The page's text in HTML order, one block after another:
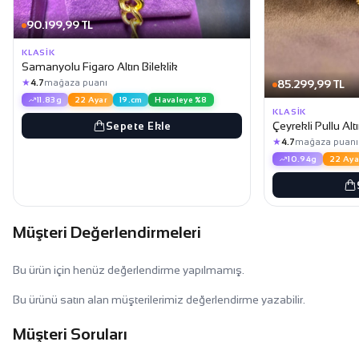
90.199,99 TL
KLASIK
Samanyolu Figaro Altın Bileklik
★4.7mağaza puanı
11.83g 22 Ayar 19.cm Havaleye %8
Sepete Ekle
85.299,99 TL
KLASIK
Çeyrekli Pullu
★4.7mağaza puanı
10.94g 22
Müşteri Değerlendirmeleri
Bu ürün için henüz değerlendirme yapılmamış.
Bu ürünü satın alan müşterilerimiz değerlendirme yazabilir.
Müşteri Soruları